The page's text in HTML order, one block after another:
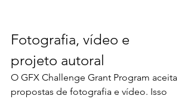
Fotografia, vídeo e
projeto autoral
O GFX Challenge Grant Program aceita
propostas de fotografia e vídeo. Isso